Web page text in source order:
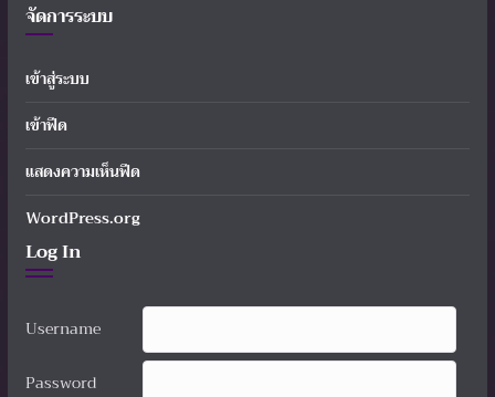
จัดการระบบ
เข้าสู่ระบบ
เข้าฟีด
แสดงความเห็นฟีด
WordPress.org
Log In
Username
Password